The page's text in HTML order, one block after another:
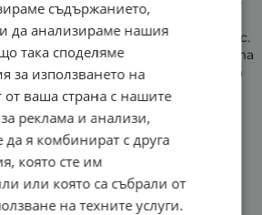
система. Допринася за
и емоционалния баланс.
настроение и вътрешната
релаксацията и способства
Оказва положително влияние
функции и умствената
подобрява
съдържанието,
да анализираме нашия
така споделяме
за използването на
от ваша страна с нашите
реклама и анализи,
я комбинират с друга
която сте им
или която са събрали от
на техните услуги.